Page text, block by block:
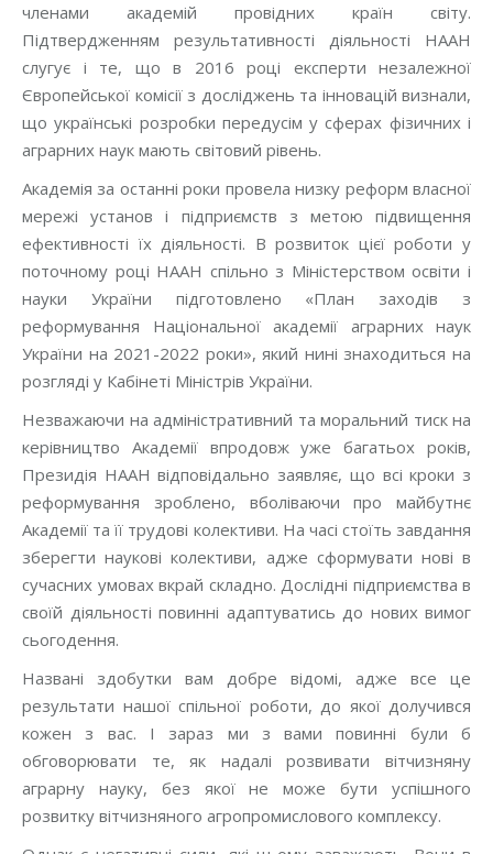
членами академій провідних країн світу.
Підтвердженням результативності діяльності НААН
слугує і те, що в 2016 році експерти незалежної
Європейської комісії з досліджень та інновацій визнали,
що українські розробки передусім у сферах фізичних і
аграрних наук мають світовий рівень.
Академія за останні роки провела низку реформ власної
мережі установ і підприємств з метою підвищення
ефективності їх діяльності. В розвиток цієї роботи у
поточному році НААН спільно з Міністерством освіти і
науки України підготовлено «План заходів з
реформування Національної академії аграрних наук
України на 2021-2022 роки», який нині знаходиться на
розгляді у Кабінеті Міністрів України.
Незважаючи на адміністративний та моральний тиск на
керівництво Академії впродовж уже багатьох років,
Президія НААН відповідально заявляє, що всі кроки з
реформування зроблено, вболіваючи про майбутнє
Академії та її трудові колективи. На часі стоїть завдання
зберегти наукові колективи, адже сформувати нові в
сучасних умовах вкрай складно. Дослідні підприємства в
своїй діяльності повинні адаптуватись до нових вимог
сьогодення.
Названі здобутки вам добре відомі, адже все це
результати нашої спільної роботи, до якої долучився
кожен з вас. І зараз ми з вами повинні були б
обговорювати те, як надалі розвивати вітчизняну
аграрну науку, без якої не може бути успішного
розвитку вітчизняного агропромислового комплексу.